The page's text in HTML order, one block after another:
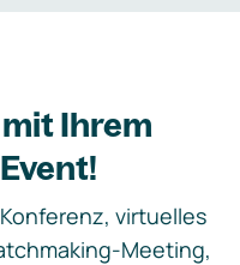
Ihrem
virtuelles
Meeting,